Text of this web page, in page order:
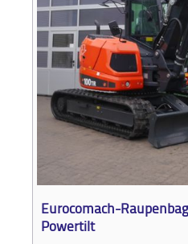
Eurocomach-
Powertilt